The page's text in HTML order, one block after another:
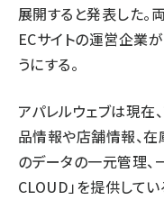
展開すると発表した。
ECサイトの運営企業
うにする。
アパレルウェブは現在
品情報や店舗情報、在
のデータの一元管理、
CLOUD」を提供して